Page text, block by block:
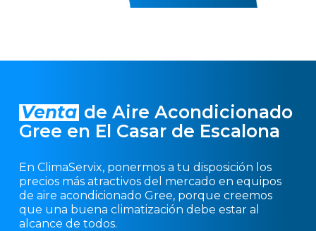
Venta de Aire Acondicionado
Gree en El Casar de Escalona
En ClimaServix, ponermos a tu disposición los
precios más atractivos del mercado en equipos
de aire acondicionado Gree, porque creemos
que una buena climatización debe estar al
alcance de todos.